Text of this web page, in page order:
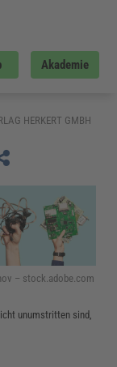
Akademie
und Klimaschutz
für
HERKERT GMBH
– stock.adobe.com
unumstritten sind,